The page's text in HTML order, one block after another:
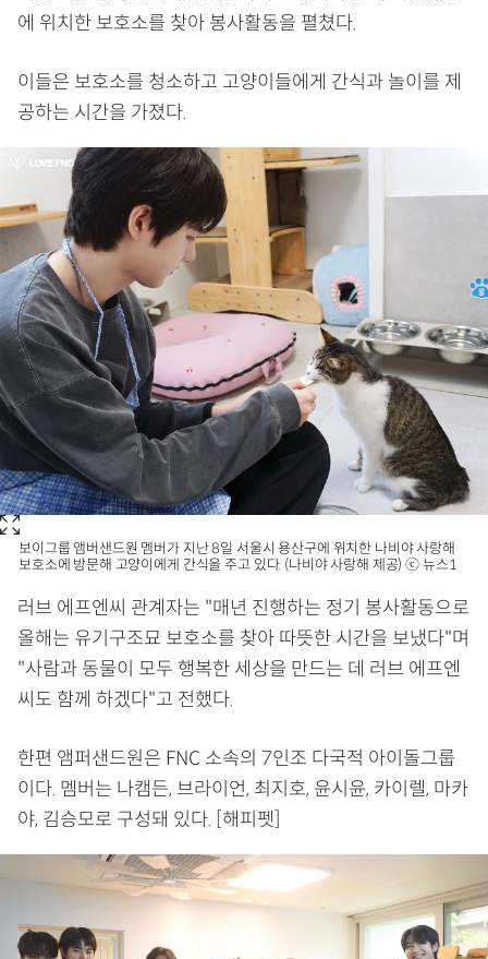
에 위치한 보호소를 찾아 봉사활동을 펼쳤다.
이들은 보호소를 청소하고 고양이들에게 간식과 놀이를 제
공하는 시간을 가졌다.
보이그룹 앰버샌드원 멤버가 지난 8일 서울시 용산구에 위치한 나비야 사랑해
보호소에 방문해 고양이에게 간식을 주고 있다. (나비야 사랑해 제공) ⓒ 뉴스1
러브 에프엔씨 관계자는 "매년 진행하는 정기 봉사활동으로
올해는 유기구조묘 보호소를 찾아 따뜻한 시간을 보냈다"며
"사람과 동물이 모두 행복한 세상을 만드는 데 러브 에프엔
씨도 함께 하겠다"고 전했다.
한편 앰퍼샌드원은 FNC 소속의 7인조 다국적 아이돌그룹
이다. 멤버는 나캠든, 브라이언, 최지호, 윤시윤, 카이렐, 마카
야, 김승모로 구성돼 있다. [해피펫]